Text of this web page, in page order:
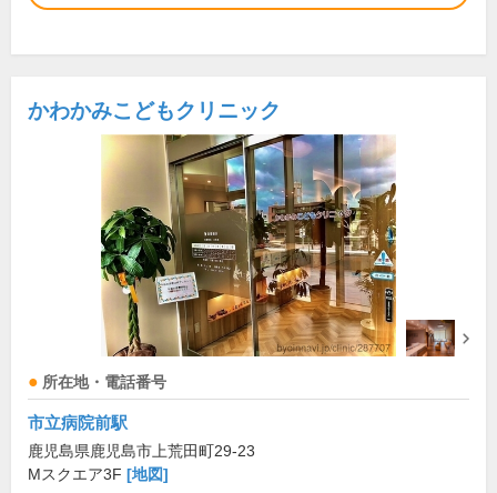
かわかみこどもクリニック
所在地・電話番号
市立病院前駅
鹿児島県鹿児島市上荒田町29-23
Mスクエア3F [地図]